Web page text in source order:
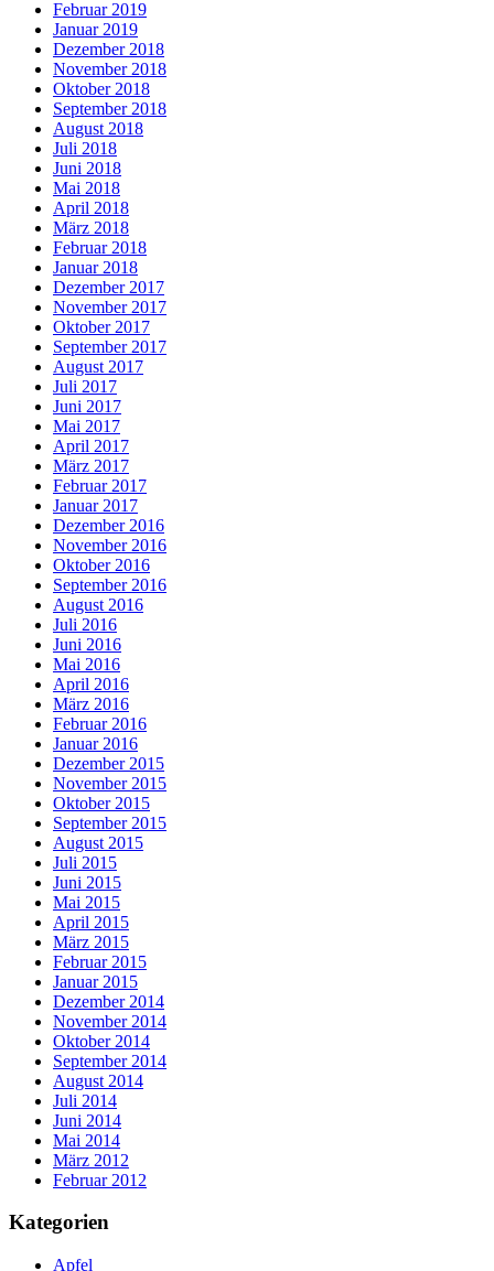
Februar 2019
Januar 2019
Dezember 2018
November 2018
Oktober 2018
September 2018
August 2018
Juli 2018
Juni 2018
Mai 2018
April 2018
März 2018
Februar 2018
Januar 2018
Dezember 2017
November 2017
Oktober 2017
September 2017
August 2017
Juli 2017
Juni 2017
Mai 2017
April 2017
März 2017
Februar 2017
Januar 2017
Dezember 2016
November 2016
Oktober 2016
September 2016
August 2016
Juli 2016
Juni 2016
Mai 2016
April 2016
März 2016
Februar 2016
Januar 2016
Dezember 2015
November 2015
Oktober 2015
September 2015
August 2015
Juli 2015
Juni 2015
Mai 2015
April 2015
März 2015
Februar 2015
Januar 2015
Dezember 2014
November 2014
Oktober 2014
September 2014
August 2014
Juli 2014
Juni 2014
Mai 2014
März 2012
Februar 2012
Kategorien
Apfel